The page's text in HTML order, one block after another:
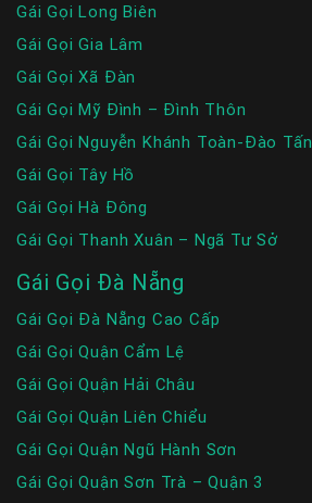
Gái Gọi Long Biên
Gái Gọi Gia Lâm
Gái Gọi Xã Đàn
Gái Gọi Mỹ Đình – Đình Thôn
Gái Gọi Nguyễn Khánh Toàn-Đào Tấn
Gái Gọi Tây Hồ
Gái Gọi Hà Đông
Gái Gọi Thanh Xuân – Ngã Tư Sở
Gái Gọi Đà Nẵng
Gái Gọi Đà Nẵng Cao Cấp
Gái Gọi Quận Cẩm Lệ
Gái Gọi Quận Hải Châu
Gái Gọi Quận Liên Chiểu
Gái Gọi Quận Ngũ Hành Sơn
Gái Gọi Quận Sơn Trà – Quận 3